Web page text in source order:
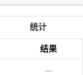
统计
结果
---